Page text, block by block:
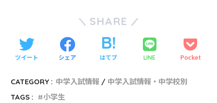
SHARE
ツイート シェア はてブ LINE Pocket
CATEGORY : 中学入試情報
中学入試情報・中学校別
TAGS :
小学生